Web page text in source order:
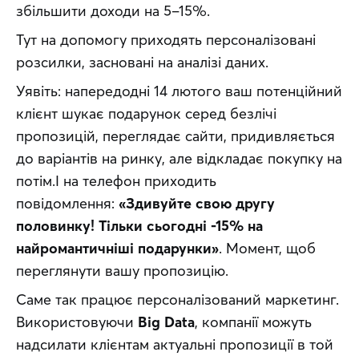
збільшити доходи на 5–15%.
Тут на допомогу приходять персоналізовані
розсилки, засновані на аналізі даних.
Уявіть: напередодні 14 лютого ваш потенційний
клієнт шукає подарунок серед безлічі
пропозицій, переглядає сайти, придивляється
до варіантів на ринку, але відкладає покупку на
потім.І на телефон приходить
повідомлення: «Здивуйте свою другу
половинку! Тільки сьогодні -15% на
найромантичніші подарунки». Момент, щоб
переглянути вашу пропозицію.
Саме так працює персоналізований маркетинг.
Використовуючи Big Data, компанії можуть
надсилати клієнтам актуальні пропозиції в той